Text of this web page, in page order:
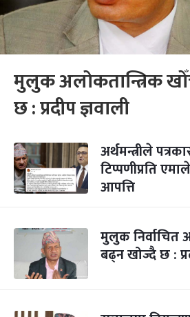
मुलुक अलोकतान्त्रिक
छ : प्रदीप ज्ञवाली
अर्थमन्त्रीले
टिप्पणीप्रति
आपत्ति
मुलुक निर्वाचित
बढ्न खोज्दै छ :